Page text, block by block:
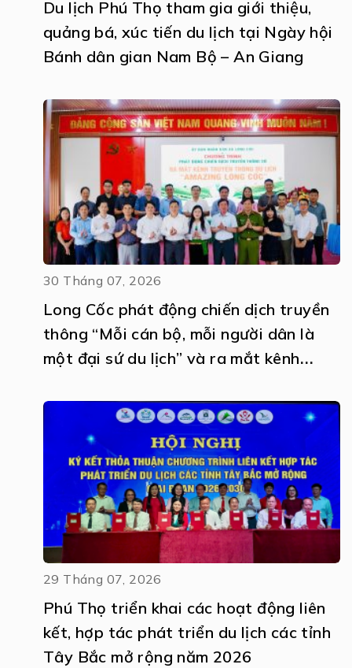
Du lịch Phú Thọ tham gia giới thiệu,
quảng bá, xúc tiến du lịch tại Ngày hội
Bánh dân gian Nam Bộ – An Giang
30 Tháng 07, 2026
Long Cốc phát động chiến dịch truyền
thông “Mỗi cán bộ, mỗi người dân là
một đại sứ du lịch” và ra mắt kênh
29 Tháng 07, 2026
Phú Thọ triển khai các hoạt động liên
kết, hợp tác phát triển du lịch các tỉnh
Tây Bắc mở rộng năm 2026